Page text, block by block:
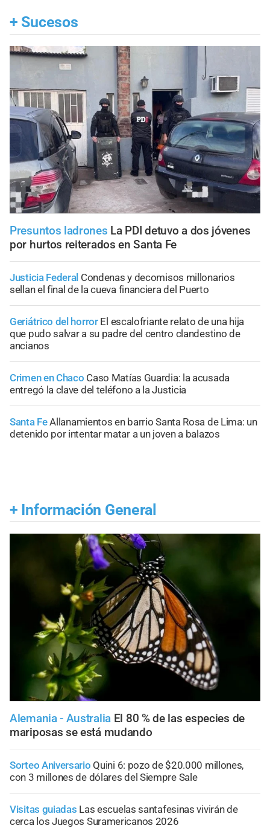
+ Sucesos
Presuntos ladrones La PDI detuvo a dos jóvenes
por hurtos reiterados en Santa Fe
Justicia Federal Condenas y decomisos millonarios
sellan el final de la cueva financiera del Puerto
Geriátrico del horror El escalofriante relato de una hija
que pudo salvar a su padre del centro clandestino de
ancianos
Crimen en Chaco Caso Matías Guardia: la acusada
entregó la clave del teléfono a la Justicia
Santa FeAllanamientos en barrio Santa Rosa de Lima: un
detenido por intentar matar a un joven a balazos
+ Información General
Alemania - Australia El 80 % de las especies de
mariposas se está mudando
Sorteo Aniversario Quini 6: pozo de $20.000 millones,
con 3 millones de dólares del Siempre Sale
Visitas guiadas Las escuelas santafesinas vivirán de
cerca los Juegos Suramericanos 2026